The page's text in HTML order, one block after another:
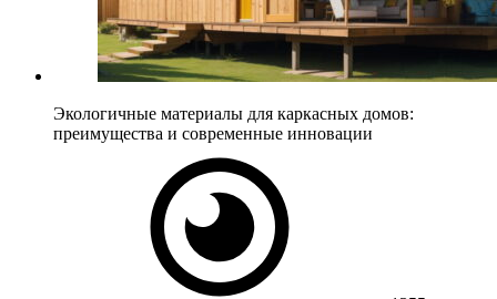
Экологичные материалы для каркасных домов:
преимущества и современные инновации